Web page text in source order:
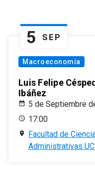
5 SEP
Macroeconomía
Luis Felipe
Ibáñez
5 de Septiembre
17:00
Facultad de
Administrativas UC